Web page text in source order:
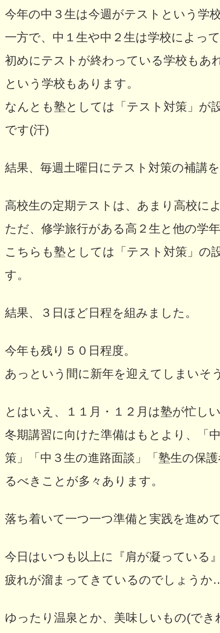
今年の中３生は今週がテストという学
一方で、中１生や中２生は学校によっ
初めにテストが終わっている学校もあ
という学校もあります。
なんとも塾としては「テスト対策」が
です(汗)
結果、毎週土曜日にテスト対策の補講
高校生の定期テストは、あまり高校に
ただ、修学旅行がある高２生と他の学
こちらも塾としては「テスト対策」の
す。
結果、３日ほど日程を組みました。
今年も残り５０日程度。
あっという間に新年を迎えてしまいそ
とはいえ、１１月・１２月は塾が忙し
冬期講習に向けた準備はもとより、「
策」「中３生の進路面談」「塾生の保
るべきことが多々あります。
落ち着いて一つ一つ準備と実践を進め
今日はいつも以上に『肩が凝っている
疲れが溜まってきているのでしょうか
ゆったり温泉とか、美味しいもの(で